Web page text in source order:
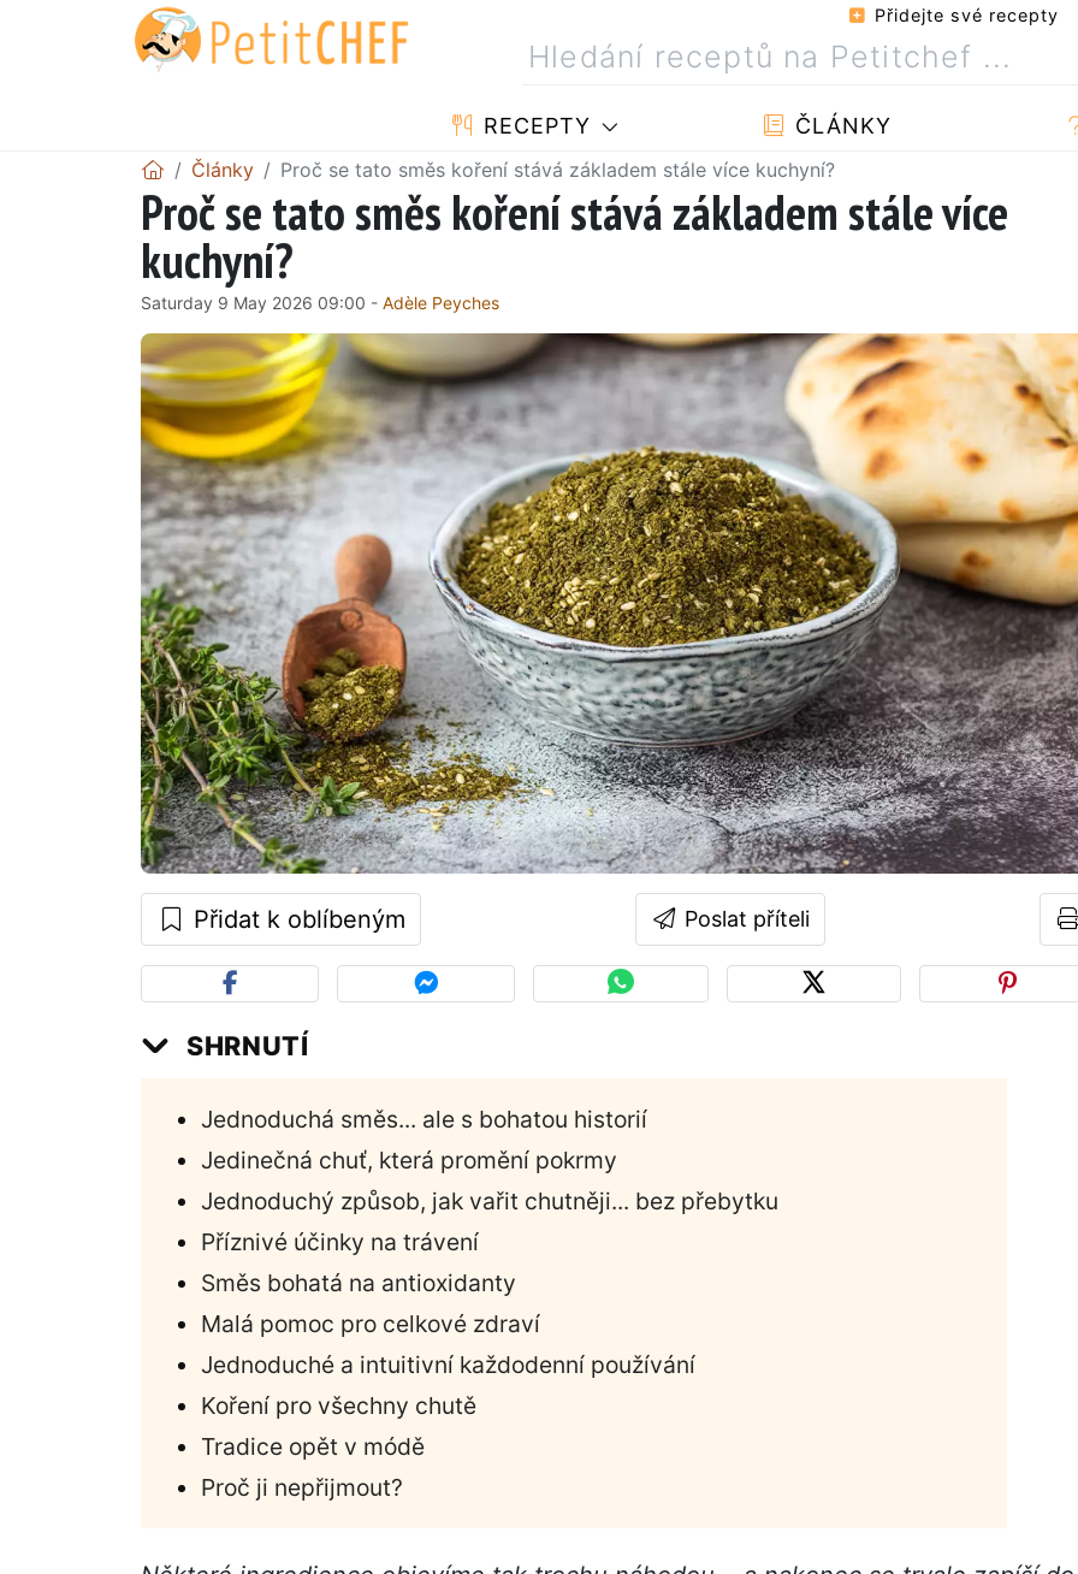
Přidejte své recepty
RECEPTY ČLÁNKY
Články Proč se tato směs koření stává základem stále více kuchyní?
Proč se tato směs koření stává základem stále více
kuchyní?
Saturday 9 May 2026 09:00 - Adèle Peyches
Přidat k oblíbeným Poslat příteli
SHRNUTÍ
Jednoduchá směs... ale s bohatou historií
Jedinečná chuť, která promění pokrmy
Jednoduchý způsob, jak vařit chutněji... bez přebytku
Příznivé účinky na trávení
Směs bohatá na antioxidanty
Malá pomoc pro celkové zdraví
Jednoduché a intuitivní každodenní používání
Koření pro všechny chutě
Tradice opět v módě
Proč ji nepřijmout?